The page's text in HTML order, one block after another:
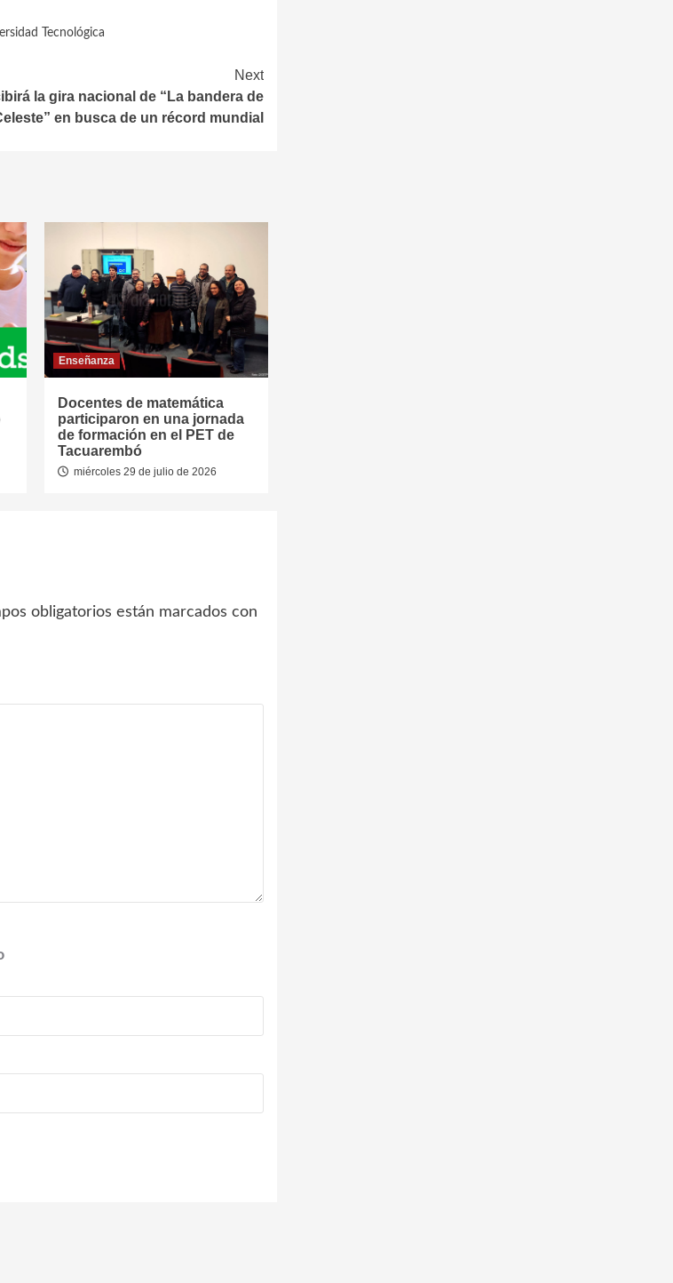
Tecnológica
Next
la gira nacional de “La bandera de
en busca de un récord mundial
Enseñanza
Docentes de matemática
participaron en una jornada
de formación en el PET de
Tacuarembó
miércoles 29 de julio de 2026
obligatorios están marcados con